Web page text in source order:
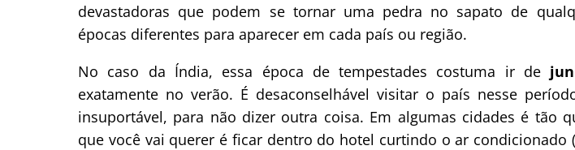
devastadoras que podem se tornar uma pedra no sapato de
épocas diferentes para aparecer em cada país ou região.
No caso da Índia, essa época de tempestades costuma ir de
exatamente no verão. É desaconselhável visitar o país nesse
insuportável, para não dizer outra coisa. Em algumas cidades é tão
que você vai querer é ficar dentro do hotel curtindo o ar condicionado